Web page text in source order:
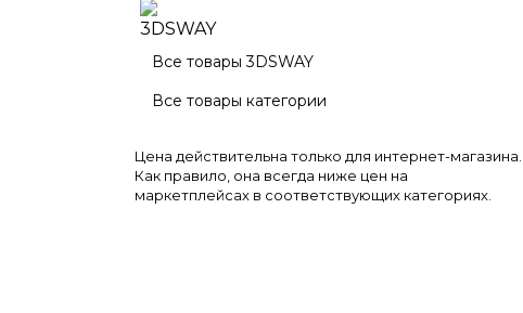
Все товары 3DSWAY
Все товары категории
Цена действительна только для интернет-магазина.
Как правило, она всегда ниже цен на
маркетплейсах в соответствующих категориях.